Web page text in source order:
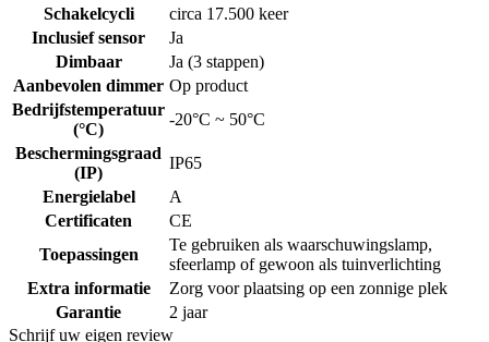
Schakelcycli
circa 17.500 keer
Inclusief sensor
Ja
Dimbaar
Ja (3 stappen)
Aanbevolen dimmer Op product
Bedrijfstemperatuur
(°C)
-20°C ~ 50°C
Beschermingsgraad
(IP)
IP65
Energielabel
A
Certificaten
CE
Toepassingen
Te gebruiken als waarschuwingslamp,
sfeerlamp of gewoon als tuinverlichting
Extra informatie
Zorg voor plaatsing op een zonnige plek
Garantie
2 jaar
Schrijf uw eigen review